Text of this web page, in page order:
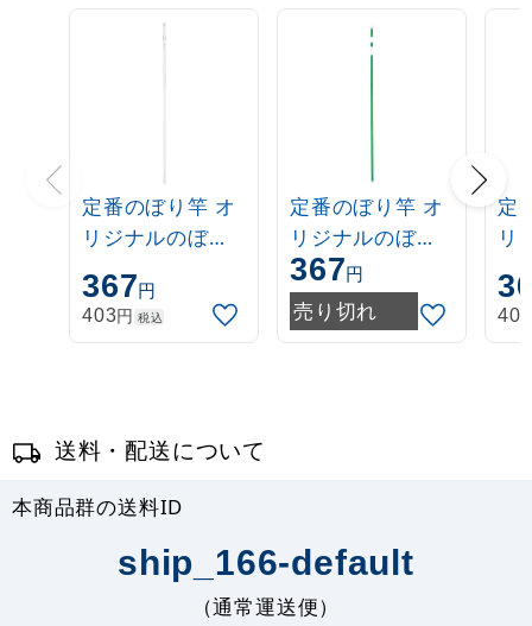
定番のぼり竿 オ
リジナルのぼり
ポール 1.6～3m
伸縮式 白
(30537***)
367円
403円 税込
定番のぼり竿 オ
リジナルのぼり
ポール 1.6～3m
伸縮式 緑
(30537GRN)
367円
売り切れ
定
リ
ポ
伸
403
送料・配送について
本商品群の送料ID
ship_166-default
（通常運送便）